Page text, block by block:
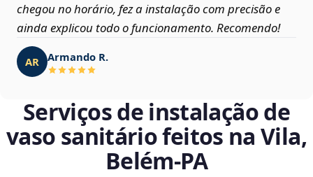
chegou no horário, fez a instalação com precisão e
ainda explicou todo o funcionamento. Recomendo!
AR Armando R.
Serviços de instalação de
vaso sanitário feitos na Vila,
Belém‑PA